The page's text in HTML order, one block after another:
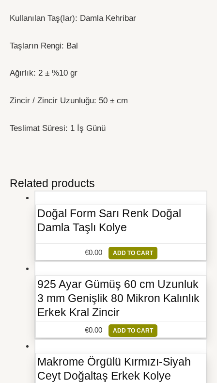
Kullanılan Taş(lar): Damla Kehribar
Taşların Rengi: Bal
Ağırlık: 2 ± %10 gr
Zincir / Zincir Uzunluğu: 50 ± cm
Teslimat Süresi: 1 İş Günü
Related products
Doğal Form Sarı Renk Doğal
Damla Taşlı Kolye
€0.00 ADD TO CART
925 Ayar Gümüş 60 cm Uzunluk
3 mm Genişlik 80 Mikron Kalınlık
Erkek Kral Zincir
€0.00 ADD TO CART
Makrome Örgülü Kırmızı-Siyah
Ceyt Doğaltaş Erkek Kolye